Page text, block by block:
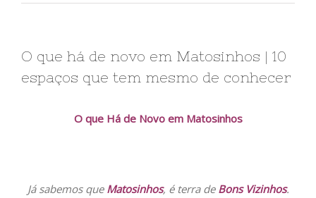
O que há de novo em Matosinhos | 10
espaços que tem mesmo de conhecer
O que Há de Novo em Matosinhos
Já sabemos que Matosinhos, é terra de Bons Vizinhos.